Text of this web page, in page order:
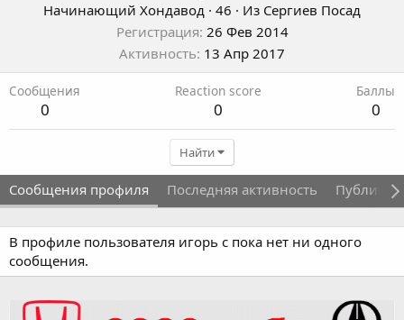
Начинающий Хондавод · 46 · Из Сергиев Посад
Регистрация 26 Фев 2014
Активность 13 Апр 2017
Сообщения
0
Reaction score
0
Баллы
0
Найти
Сообщения профиля Последняя активность
В профиле пользователя игорь с пока нет ни одного
сообщения.